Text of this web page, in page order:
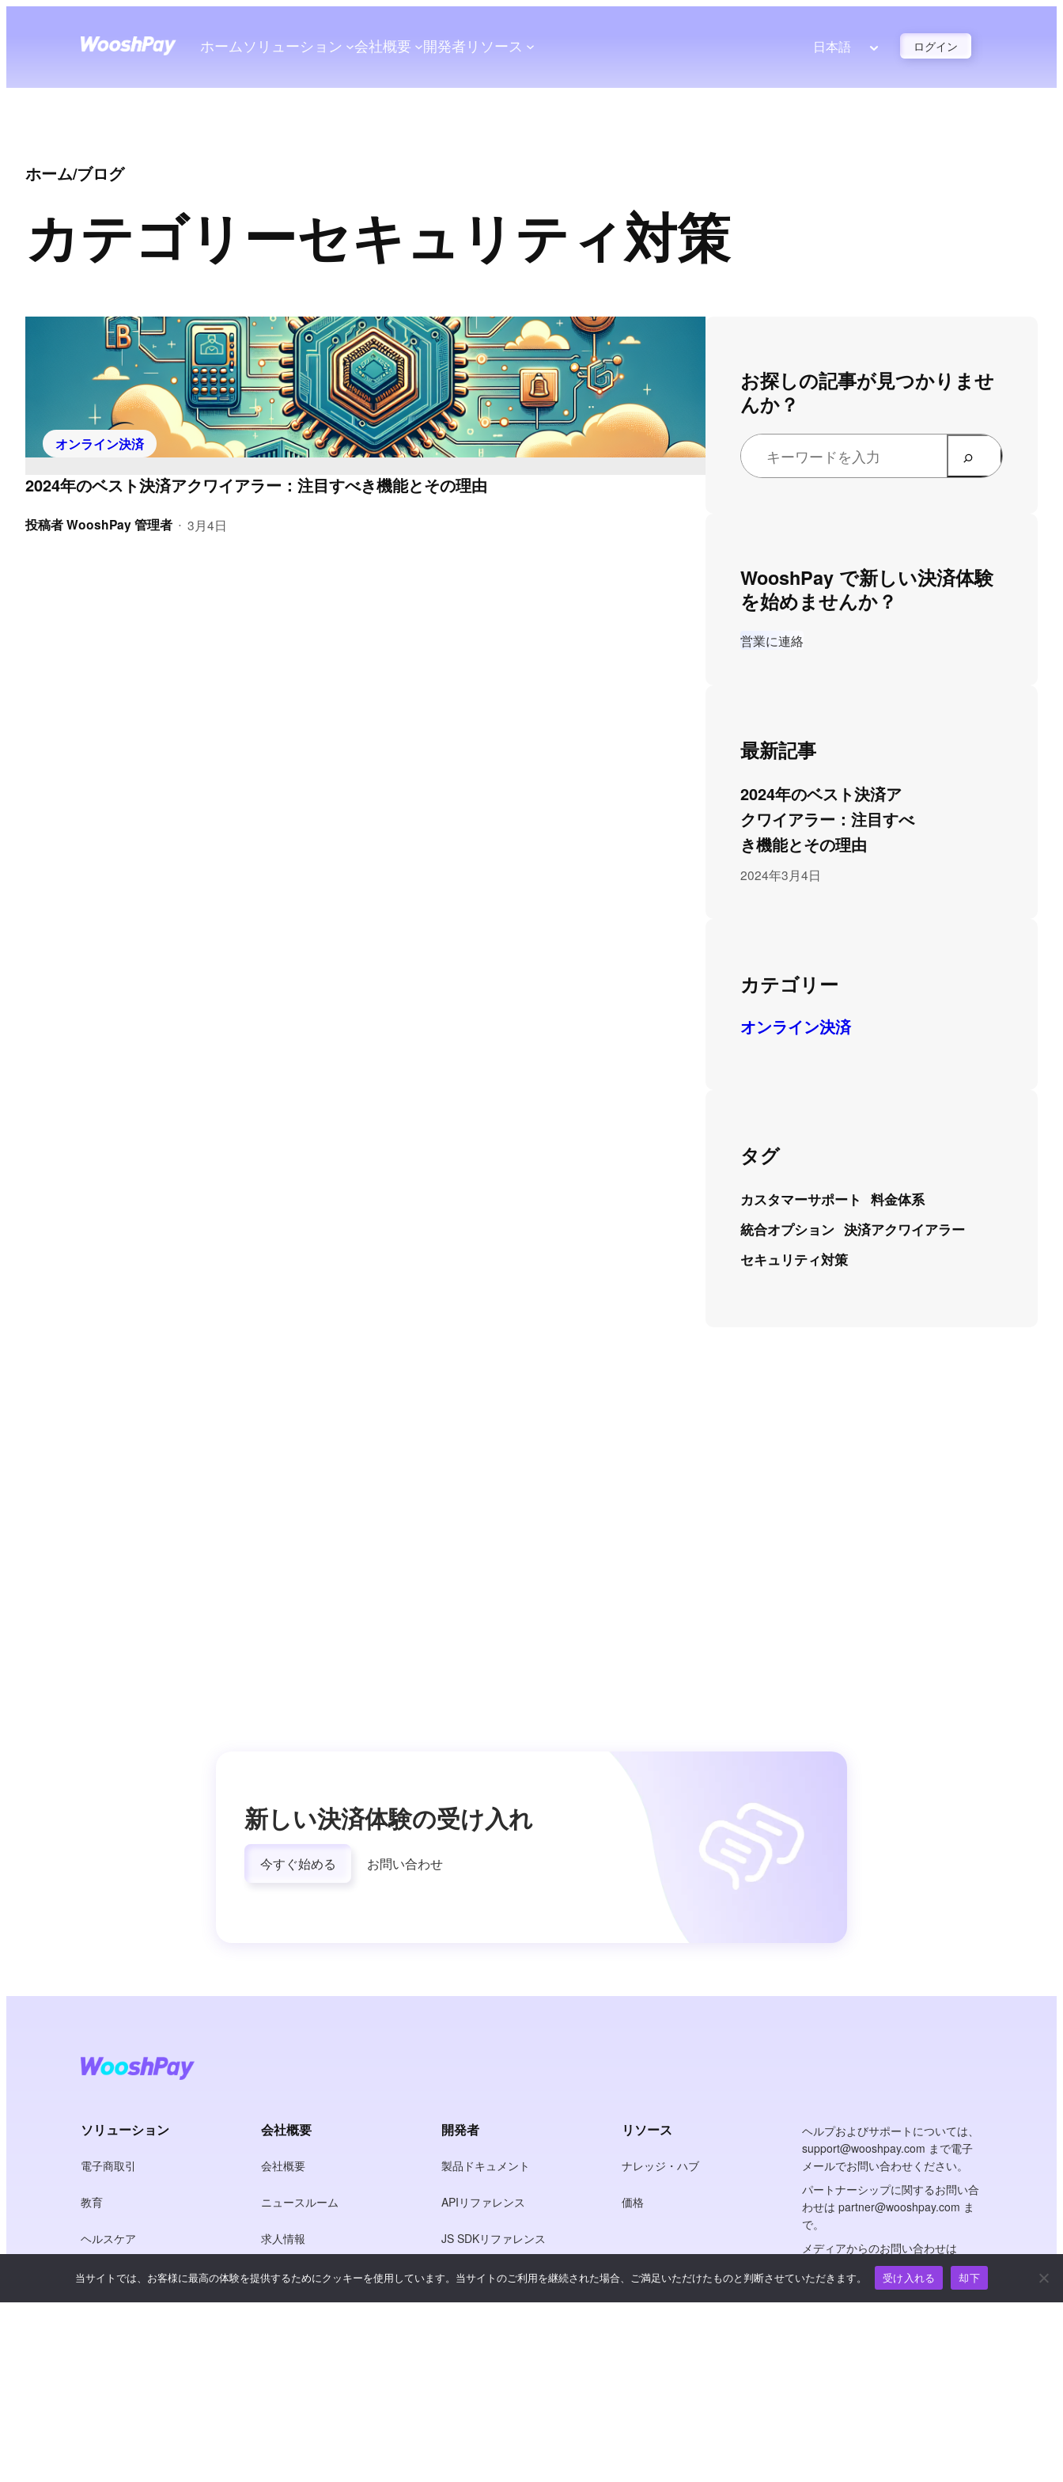
ホームソリューション 会社概要 開発者 リソース 日本語 ログイン
ホーム/ブログ
カテゴリーセキュリティ対策
オンライン決済
2024年のベスト決済アクワイアラー：注目すべき機能とその理由
投稿者WooshPay 管理者 • 3月4日
お探しの記事が見つかりませ
んか？
WooshPay で新しい決済体験
を始めませんか？
営業に連絡
最新記事
2024年のベスト決済ア
クワイアラー：注目すべ
き機能とその理由
2024年3月4日
カテゴリー
オンライン決済
タグ
カスタマーサポート
料金体系
統合オプション 決済アクワイアラー
セキュリティ対策
新しい決済体験の受け入れ
今すぐ始める お問い合わせ
ソリューション
電子商取引
教育
ヘルスケア
クリエーター・エコノミー
会社概要
会社概要
ニュースルーム
求人情報
利用規約
開発者
製品ドキュメント
APIリファレンス
JS SDKリファレンス
リソース
ナレッジ・ハブ
価格
ヘルプおよびサポートについては、
support@wooshpay.com まで電子
メールでお問い合わせください。
パートナーシップに関するお問い合
わせは partner@wooshpay.com ま
で。
メディアからのお問い合わせは
media@wooshpay.com まで。
当サイトでは、お客様に最高の体験を提供するためにクッキーを使用しています。当サイトのご利用を継続された場合、ご満足いただけたものと判断させていただきます。 受け入れる 却下